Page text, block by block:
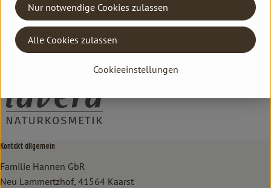
Hersteller: lavera
DV
Kontakt allgemein
Familie Hannen GbR
Neu Lammertzhof, 41564 Kaarst
Cookieeinstellungen
Nur notwendige Cookies zulassen
Alle Cookies zulassen